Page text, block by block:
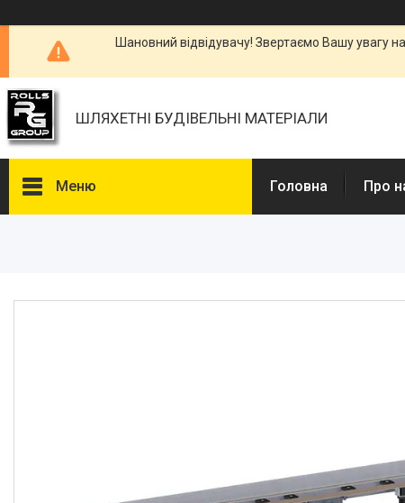
Шановний відвідувачу! Звертаємо Вашу увагу
ШЛЯХЕТНІ БУДІВЕЛЬНІ МАТЕРІАЛИ
Меню Головна Про